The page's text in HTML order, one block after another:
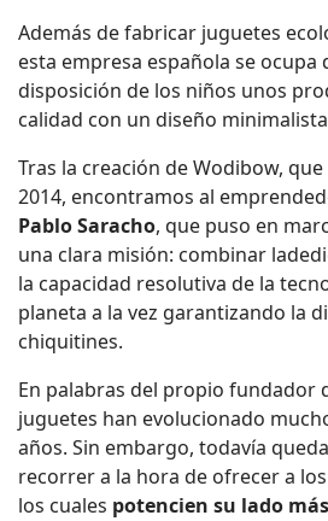
Además de fabricar juguetes
esta empresa española se ocupa
disposición de los niños unos
calidad con un diseño
Tras la creación de Wodibow,
2014, encontramos al
Pablo Saracho, que puso en
una clara misión: combinar
la capacidad resolutiva de la
planeta a la vez garantizando la
chiquitines.
En palabras del propio fundador
juguetes han evolucionado
años. Sin embargo, todavía
recorrer a la hora de ofrecer a
los cuales potencien su lado